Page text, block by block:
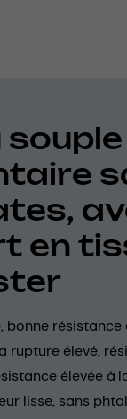
en
bonne
rupture élevé,
élevée à
lisse, sans